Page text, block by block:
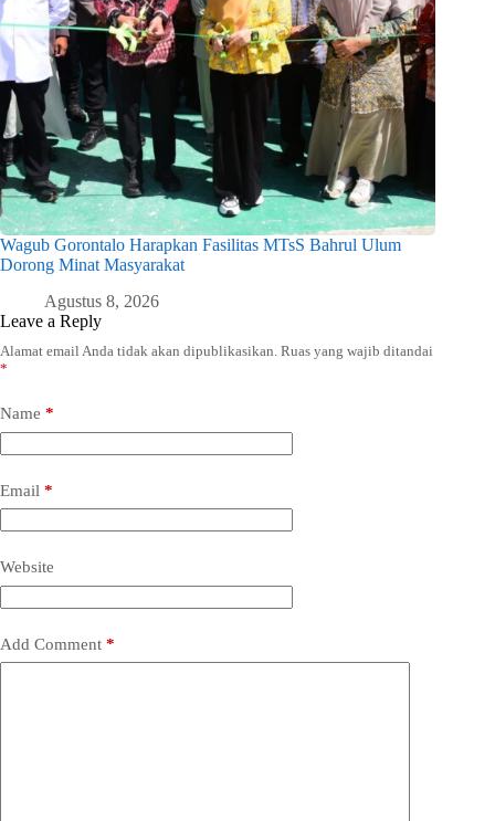
Wagub Gorontalo Harapkan Fasilitas MTsS Bahrul Ulum
Dorong Minat Masyarakat
Agustus 8, 2026
Leave a Reply
Alamat email Anda tidak akan dipublikasikan. Ruas yang wajib ditandai
*
Name *
Email *
Website
Add Comment *